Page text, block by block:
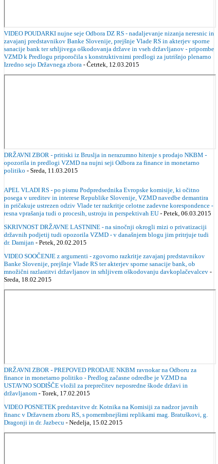
VIDEO POUDARKI nujne seje Odbora DZ RS - nadaljevanje nizanja neresnic in
zavajanj predstavnikov Banke Slovenije, prejšnje Vlade RS in akterjev sporne
sanacije bank ter srhljivega oškodovanja države in vseh državljanov - pripombe
VZMD k Predlogu priporočila s konstruktivnimi predlogi za jutrišnjo plenarno
Izredno sejo Državnega zbora - Četrtek, 12.03.2015
DRŽAVNI ZBOR - pritiski iz Bruslja in nerazumno hitenje s prodajo NKBM -
opozorila in predlogi VZMD na nujni seji Odbora za finance in monetarno
politiko - Sreda, 11.03.2015
APEL VLADI RS - po pismu Podpredsednika Evropske komisije, ki očitno
posega v ureditev in interese Republike Slovenije, VZMD navedbe demantira
in pričakuje ustrezen odziv Vlade ter razkritje celotne zadevne korespondence -
resna vprašanja tudi o procesih, ustroju in perspektivah EU - Petek, 06.03.2015
SKRIVNOST DRŽAVNE LASTNINE - na sinočnji okrogli mizi o privatizaciji
državnih podjetij tudi opozorila VZMD - v današnjem blogu jim pritrjuje tudi
dr. Damijan - Petek, 20.02.2015
VIDEO SOOČENJE z argumenti - zgovorno razkritje zavajanj predstavnikov
Banke Slovenije, prejšnje Vlade RS ter akterjev sporne sanacije bank, ob
množični razlastitvi državljanov in srhljivem oškodovanju davkoplačevalcev -
Sreda, 18.02.2015
DRŽAVNI ZBOR - PREPOVED PRODAJE NKBM ravnokar na Odboru za
finance in monetarno politiko - Predlog začasne odredbe je VZMD na
USTAVNO SODIŠČE vložil za preprečitev neposredne škode državi in
državljanom - Torek, 17.02.2015
VIDEO POSNETEK predstavitve dr. Kotnika na Komisiji za nadzor javnih
financ v Državnem zboru RS, s pomembnejšimi replikami mag. Bratuškovi, g.
Dragonji in dr. Jazbecu - Nedelja, 15.02.2015